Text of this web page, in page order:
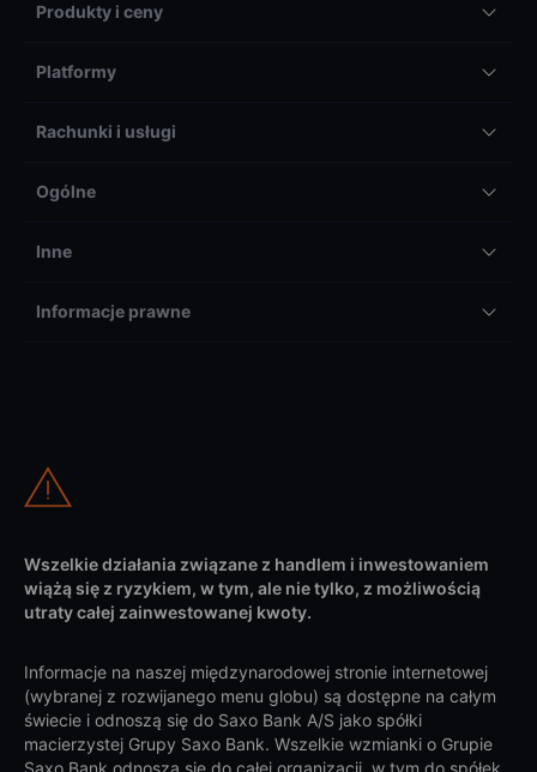
Produkty i ceny
Platformy
Rachunki i usługi
Ogólne
Inne
Informacje prawne
Wszelkie działania związane z handlem i inwestowaniem
wiążą się z ryzykiem, w tym, ale nie tylko, z możliwością
utraty całej zainwestowanej kwoty.
Informacje na naszej międzynarodowej stronie internetowej
(wybranej z rozwijanego menu globu) są dostępne na całym
świecie i odnoszą się do Saxo Bank A/S jako spółki
macierzystej Grupy Saxo Bank. Wszelkie wzmianki o Grupie